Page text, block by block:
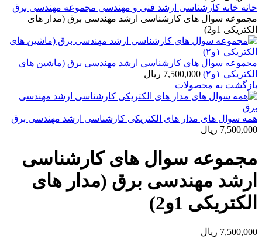
خانه خانه کارشناسی ارشد فنی و مهندسی مجموعه مهندسی برق
مجموعه سوال های کارشناسی ارشد مهندسی برق (مدار های
الکتریکی 1و2)
مجموعه سوال های کارشناسی ارشد مهندسی برق (ماشین های
الکتریکی ۱و۲)
7,500,000 ریال
بازگشت به محصولات
همه سوال های مدار های الکتریکی کارشناسی ارشد مهندسی برق
7,500,000 ریال
مجموعه سوال های کارشناسی
ارشد مهندسی برق (مدار های
الکتریکی 1و2)
7,500,000 ریال